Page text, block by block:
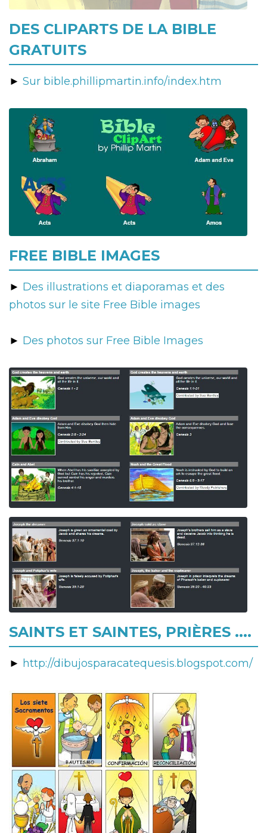
DES CLIPARTS DE LA BIBLE
GRATUITS
► Sur bible.phillipmartin.info/index.htm
FREE BIBLE IMAGES
► Des illustrations et diaporamas et des
photos sur le site Free Bible images
► Des photos sur Free Bible Images
SAINTS ET SAINTES, PRIÈRES ....
► http://dibujosparacatequesis.blogspot.com/